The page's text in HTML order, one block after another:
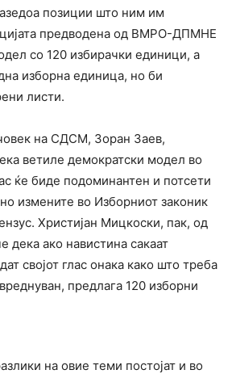
позиции што ним им
предводена од ВМРО-ДПМНЕ
со 120 избирачки единици, а
изборна единица, но би
листи.
на СДСМ, Зоран Заев,
ветиле демократски модел во
ќе биде подоминантен и потсети
измените во Изборниот законик
Христијан Мицкоски, пак, од
ако навистина сакаат
својот глас онака како што треба
предлага 120 изборни
на овие теми постојат и во